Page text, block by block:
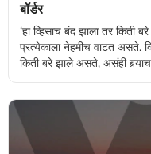
बॉर्डर
‘हा व्हिसाच बंद झाला तर किती
प्रत्येकाला नेहमीच वाटत असते.
किती बरे झाले असते, असंही